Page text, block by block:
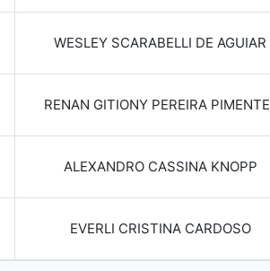
WESLEY SCARABELLI DE AGUIAR
RENAN GITIONY PEREIRA
ALEXANDRO CASSINA KNOPP
EVERLI CRISTINA CARDOSO